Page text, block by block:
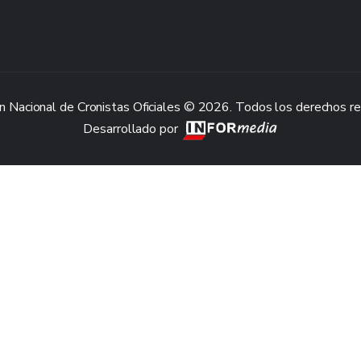
Nacional de Cronistas Oficiales © 2026. Todos los derechos
Desarrollado por